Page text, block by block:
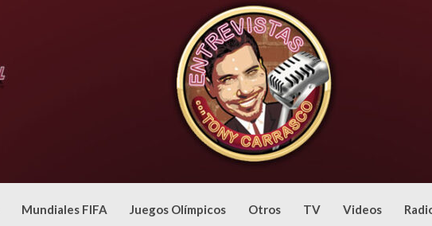
Mundiales FIFA Juegos Olímpicos Otros TV Videos